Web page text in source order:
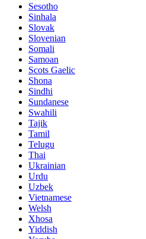
Sesotho
Sinhala
Slovak
Slovenian
Somali
Samoan
Scots Gaelic
Shona
Sindhi
Sundanese
Swahili
Tajik
Tamil
Telugu
Thai
Ukrainian
Urdu
Uzbek
Vietnamese
Welsh
Xhosa
Yiddish